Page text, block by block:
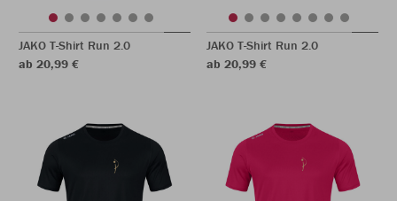
JAKO T-Shirt Run 2.0
ab 20,99 €
JAKO T-Shirt Run 2.0
ab 20,99 €